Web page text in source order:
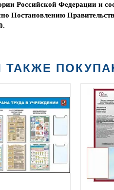
Российской Федерации и
Постановлению
ТАКЖЕ